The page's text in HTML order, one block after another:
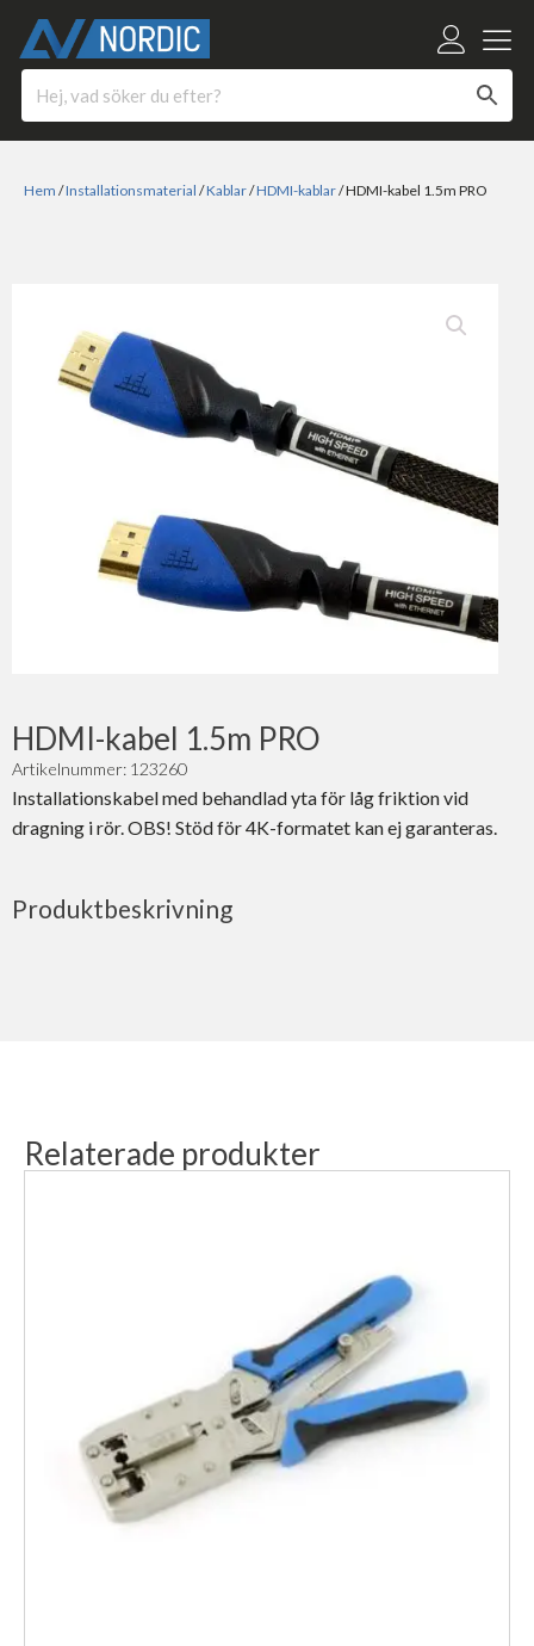
Hem /Installationsmaterial /Kablar/HDMI-kablar/ HDMI-kabel 1.5m PRO
HDMI-kabel 1.5m PRO
Artikelnummer: 123260
Installationskabel med behandlad yta för låg friktion vid
dragning i rör. OBS! Stöd för 4K-formatet kan ej garanteras.
Produktbeskrivning
Relaterade produkter